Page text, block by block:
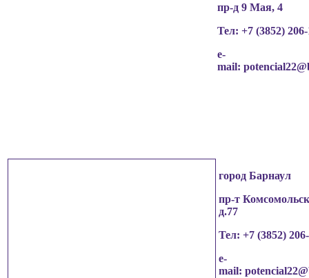
пр-д 9 Мая, 4
Тел: +7 (3852)
e-
mail:
город Барнаул
пр-т
д.77
Тел: +7 (3852)
e-
mail: